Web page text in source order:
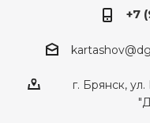
+7
г. Брянск,